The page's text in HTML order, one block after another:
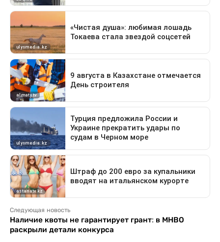
Следующая новость
Наличие квоты не гарантирует грант: в МНВО
раскрыли детали конкурса